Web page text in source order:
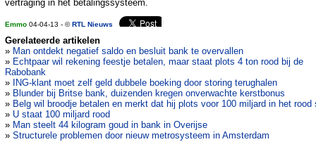
vertraging in het betalingssysteem.
Emmo 04-04-13 - ©RTL Nieuws
Gerelateerde artikelen
» Man ontdekt negatief saldo en besluit bank te overvallen
» Echtpaar wil rekening feestje betalen, maar staat plots 4 ton rood bij de
Rabobank
»
ING-klant moet zelf geld dubbele boeking door storing terughalen
» Blunder bij Britse bank, duizenden kregen onverwachte kerstbonus
» Belg wil broodje betalen en merkt dat hij plots voor 100 miljard in het rood
» U staat 100 miljard rood
» Man steelt 44 kilogram goud in bank in Overijse
» Structurele problemen door nieuw metrosysteem in Amsterdam